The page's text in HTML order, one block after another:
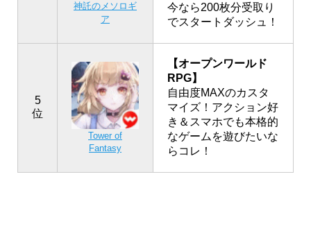
神託のメソロギ
ア
今なら200枚分受取り
でスタートダッシュ！
5
位
Tower of
Fantasy
【オープンワールド
RPG】
自由度MAXのカスタ
マイズ！アクション好
き＆スマホでも本格的
なゲームを遊びたいな
らコレ！